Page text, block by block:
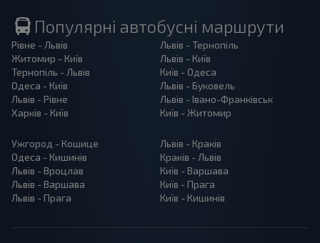
Популярні автобусні маршрути
Рівне - Львів
Житомир - Київ
Тернопіль - Львів
Одеса - Київ
Львів - Рівне
Харків - Київ
Львів - Тернопіль
Львів - Київ
Київ - Одеса
Львів - Буковель
Львів - Івано-Франківськ
Київ - Житомир
Ужгород - Кошице
Одеса - Кишинів
Львів - Вроцлав
Львів - Варшава
Львів - Прага
Львів - Краків
Краків - Львів
Київ - Варшава
Київ - Прага
Київ - Кишинів